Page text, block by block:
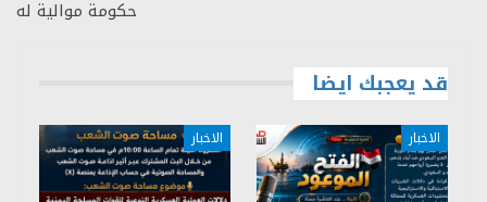
حكومة موالية له
قد يعجبك ايضا
الاخبار الاخبار